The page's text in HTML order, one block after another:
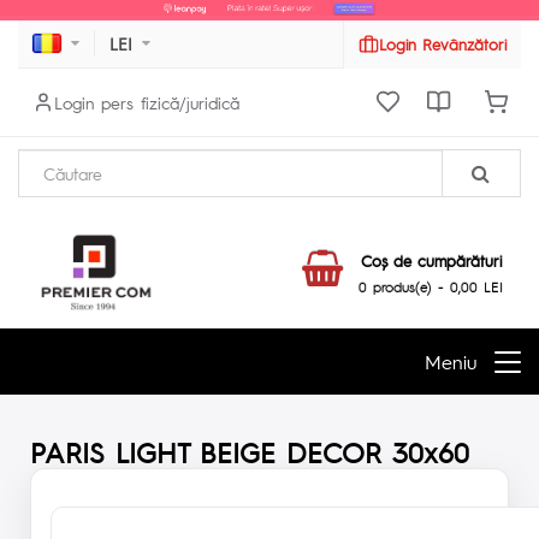
LEI Login Revânzători
Login pers fizică/juridică
Coş de cumpărături
0 produs(e) - 0,00 LEI
Meniu
PARIS LIGHT BEIGE DECOR 30x60